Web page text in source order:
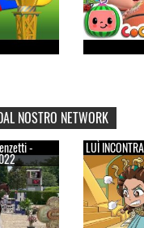
NOSTRO NETWORK
- LUÌ